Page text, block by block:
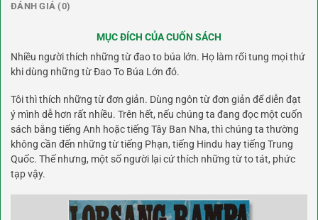
ĐÁNH GIÁ (0)
MỤC ĐÍCH CỦA CUỐN SÁCH
Nhiều người thích những từ đao to búa lớn. Họ làm rối tung mọi thứ
khi dùng những từ Đao To Búa Lớn đó.
Tôi thì thích những từ đơn giản. Dùng ngôn từ đơn giản để diễn đạt
ý mình dễ hơn rất nhiều. Trên hết, nếu chúng ta đang đọc một cuốn
sách bằng tiếng Anh hoặc tiếng Tây Ban Nha, thì chúng ta thường
không cần đến những từ tiếng Phạn, tiếng Hindu hay tiếng Trung
Quốc. Thế nhưng, một số người lại cứ thích những từ to tát, phức
tạp vậy.